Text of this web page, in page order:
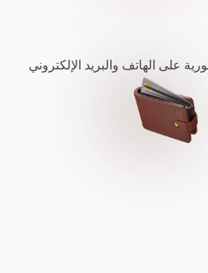
على الهاتف والبريد الإلكتروني